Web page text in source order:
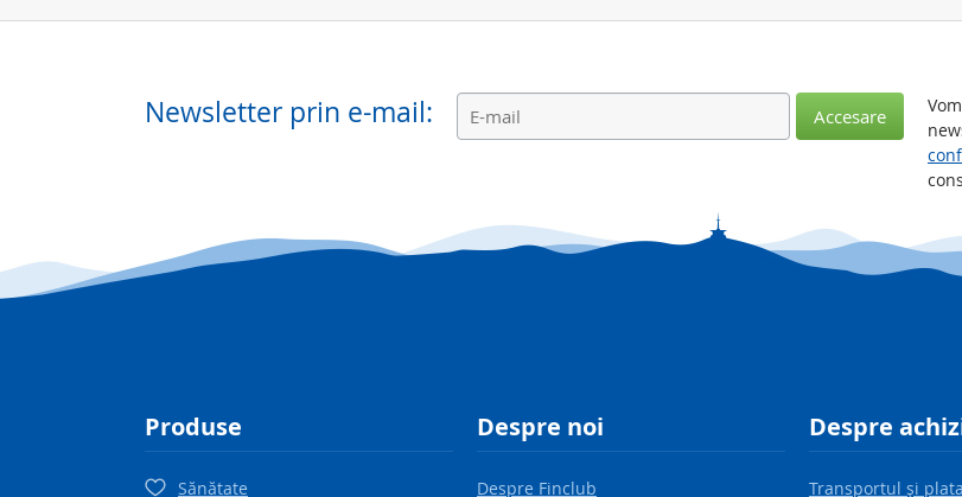
Newsletter prin e-mail: Accesare
Produse
Sănătate
Despre noi
Despre Finclub
Despre
Transportul şi plata